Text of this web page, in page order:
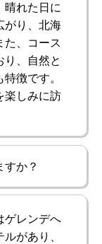
晴れた日に
がり、北海
た、コース
、自然と
徴です。
楽しみに訪
か？
ゲレンデへ
があり、